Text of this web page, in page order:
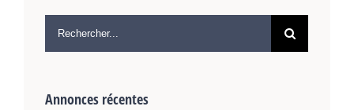
Annonces récentes